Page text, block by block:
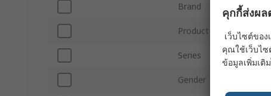
Brand
Product Type
Series
Gender
คุกกี้ส่งผ
เว็บไซต์ขอ
คุณใช้เว็บไ
ข้อมูลเพิ่มเติ